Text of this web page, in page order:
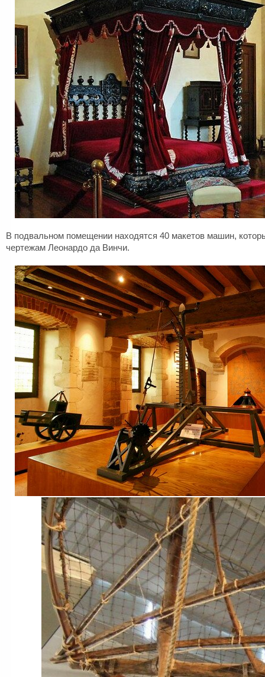
В подвальном помещении находятся 40 макетов машин,
чертежам Леонардо да Винчи.